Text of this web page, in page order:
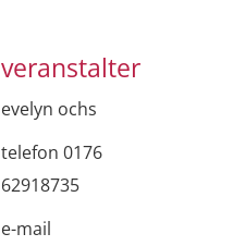
veranstalter
evelyn ochs
telefon 0176
62918735
e-mail